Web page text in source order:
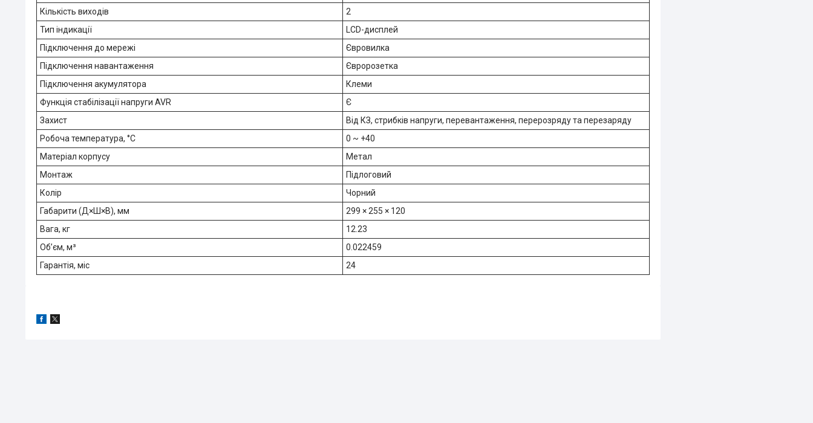
Кількість виходів
2
Тип індикації
LCD-дисплей
Підключення до мережі
Євровилка
Підключення навантаження
Євророзетка
Підключення акумулятора
Клеми
Функція стабілізації напруги AVR
Є
Захист
Від КЗ, стрибків напруги, перевантаження, перерозряду та перезаряду
Робоча температура, °C
0 ~ +40
Матеріал корпусу
Метал
Монтаж
Підлоговий
Колір
Чорний
Габарити (Д×Ш×В), мм
299 × 255 × 120
Вага, кг
12.23
Об’єм, м³
0.022459
Гарантія, міс
24